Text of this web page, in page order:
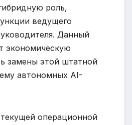
роль,
ведущего
Данный
экономическую
замены этой штатной
автономных AI-
операционной